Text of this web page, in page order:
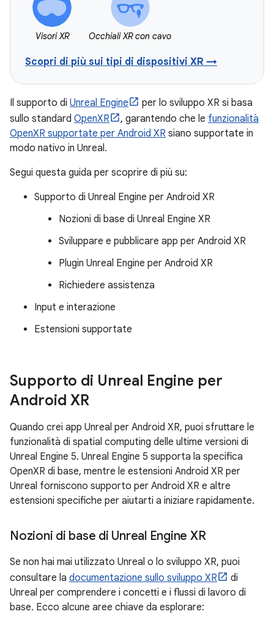
Visori XR Occhiali XR con cavo
Scopri di più sui tipi di dispositivi XR →
Il supporto di Unreal Engine
per lo sviluppo XR si basa
sullo standard OpenXR , garantendo che le funzionalità
OpenXR supportate per Android XR siano supportate in
modo nativo in Unreal.
Segui questa guida per scoprire di più su:
Supporto di Unreal Engine per Android XR
Nozioni di base di Unreal Engine XR
Sviluppare e pubblicare app per Android XR
Plugin Unreal Engine per Android XR
Richiedere assistenza
Input e interazione
Estensioni supportate
Supporto di Unreal Engine per
Android XR
Quando crei app Unreal per Android XR, puoi sfruttare le
funzionalità di spatial computing delle ultime versioni di
Unreal Engine 5. Unreal Engine 5 supporta la specifica
OpenXR di base, mentre le estensioni Android XR per
Unreal forniscono supporto per Android XR e altre
estensioni specifiche per aiutarti a iniziare rapidamente.
Nozioni di base di Unreal Engine XR
Se non hai mai utilizzato Unreal o lo sviluppo XR, puoi
consultare la documentazione sullo sviluppo XR
di
Unreal per comprendere i concetti e i flussi di lavoro di
base. Ecco alcune aree chiave da esplorare: